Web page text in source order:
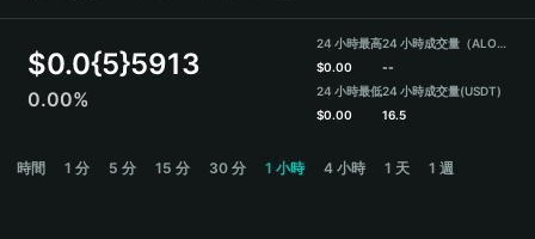
Español
$0.0{5}5913
0.00%
24 小時最高
$0.00
24 小時最低
$0.00
24 小時成交量（ALONSHOUSE）
--
24 小時成交量(USDT)
16.5
時間 1 分 5 分 15 分 30 分 1 小時 4 小時 1 天 1 週